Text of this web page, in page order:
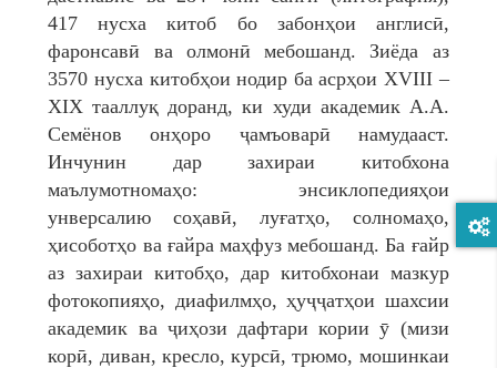
417 нусха китоб бо забонҳои англисӣ,
фаронсавӣ ва олмонӣ мебошанд. Зиёда аз
3570 нусха китобҳои нодир ба асрҳои XVIII –
XIX тааллуқ доранд, ки худи академик А.А.
Семёнов онҳоро ҷамъоварӣ намудааст.
Инчунин дар захираи китобхона
маълумотномаҳо: энсиклопедияҳои
унверсалию соҳавӣ, луғатҳо, солномаҳо,
ҳисоботҳо ва ғайра маҳфуз мебошанд. Ба ғайр
аз захираи китобҳо, дар китобхонаи мазкур
фотокопияҳо, диафилмҳо, ҳуҷҷатҳои шахсии
академик ва ҷиҳози дафтари кории ӯ (мизи
корӣ, диван, кресло, курсӣ, трюмо, мошинкаи